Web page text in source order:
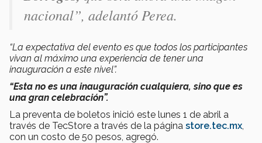
nacional”, adelantó Perea.
“La expectativa del evento es que todos los participantes
vivan al máximo una experiencia de tener una
inauguración a este nivel”.
“Esta no es una inauguración cualquiera, sino que es
una gran celebración”.
La preventa de boletos inició este lunes 1 de abril a
través de TecStore a través de la página store.tec.mx
con un costo de 50 pesos, agregó.